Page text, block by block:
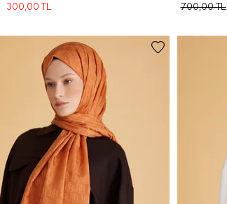
300,00 TL
700,00 TL